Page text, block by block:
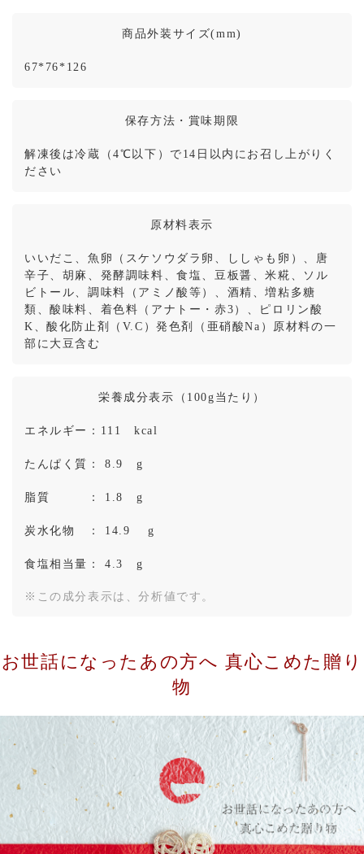
商品外装サイズ(mm)
67*76*126
保存方法・賞味期限
解凍後は冷蔵（4℃以下）で14日以内にお召し上がりく
ださい
原材料表示
いいだこ、魚卵（スケソウダラ卵、ししゃも卵）、唐
辛子、胡麻、発酵調味料、食塩、豆板醤、米糀、ソル
ビトール、調味料（アミノ酸等）、酒精、増粘多糖
類、酸味料、着色料（アナトー・赤3）、ピロリン酸
K、酸化防止剤（V.C）発色剤（亜硝酸Na）原材料の一
部に大豆含む
栄養成分表示（100g当たり）
エネルギー：111 kcal
たんぱく質： 8.9 g
脂質 ： 1.8 g
炭水化物 ： 14.9 g
食塩相当量： 4.3 g
※この成分表示は、分析値です。
お世話になったあの方へ 真心こめた贈り
物